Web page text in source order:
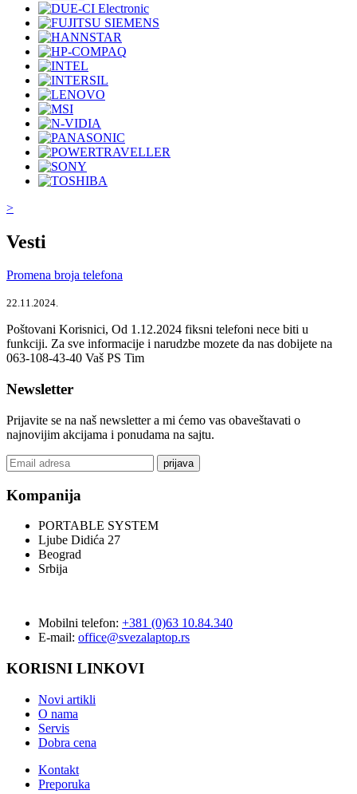
>
Vesti
Promena broja telefona
22.11.2024.
Poštovani Korisnici, Od 1.12.2024 fiksni telefoni nece biti u
funkciji. Za sve informacije i narudzbe mozete da nas dobijete na
063-108-43-40 Vaš PS Tim
Newsletter
Prijavite se na naš newsletter a mi ćemo vas obaveštavati o
najnovijim akcijama i ponudama na sajtu.
prijava
Kompanija
PORTABLE SYSTEM
Ljube Didića 27
Beograd
Srbija
Mobilni telefon: +381 (0)63 10.84.340
E-mail: office@svezalaptop.rs
KORISNI LINKOVI
Novi artikli
O nama
Servis
Dobra cena
Kontakt
Preporuka